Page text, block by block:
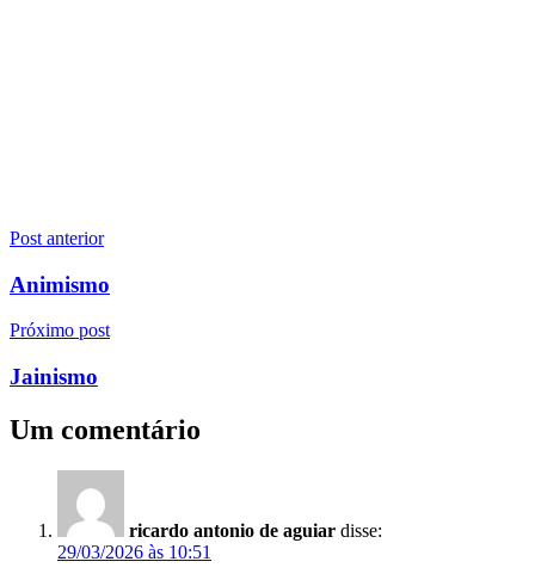
Navegação
de
Post anterior
Animismo
Próximo post
Jainismo
Um comentário
ricardo antonio de aguiar disse:
29/03/2026 às 10:51